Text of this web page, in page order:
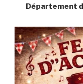
Département